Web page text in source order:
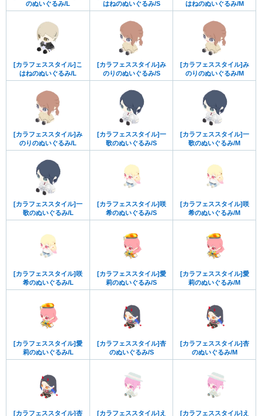
のぬいぐるみ/L
はねのぬいぐるみ/S
はねのぬいぐるみ/M
[カラフェススタイル]こ
はねのぬいぐるみ/L
[カラフェススタイル]み
のりのぬいぐるみ/S
[カラフェススタイル]み
のりのぬいぐるみ/M
[カラフェススタイル]み
のりのぬいぐるみ/L
[カラフェススタイル]一
歌のぬいぐるみ/S
[カラフェススタイル]一
歌のぬいぐるみ/M
[カラフェススタイル]一
歌のぬいぐるみ/L
[カラフェススタイル]咲
希のぬいぐるみ/S
[カラフェススタイル]咲
希のぬいぐるみ/M
[カラフェススタイル]咲
希のぬいぐるみ/L
[カラフェススタイル]愛
莉のぬいぐるみ/S
[カラフェススタイル]愛
莉のぬいぐるみ/M
[カラフェススタイル]愛
莉のぬいぐるみ/L
[カラフェススタイル]杏
のぬいぐるみ/S
[カラフェススタイル]杏
のぬいぐるみ/M
[カラフェススタイル]杏 [カラフェススタイル]え [カラフェススタイル]え